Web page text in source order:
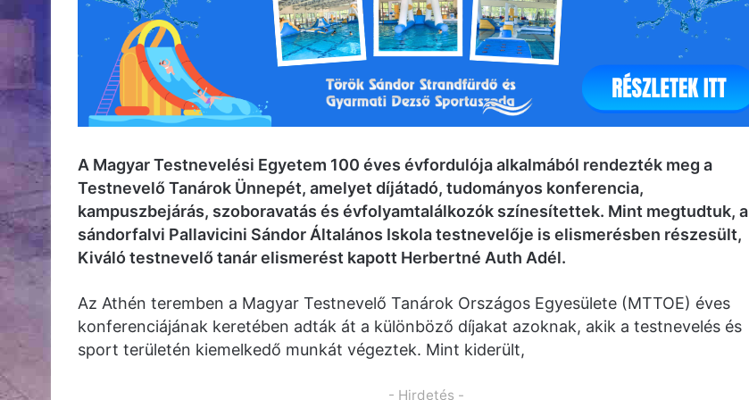
A Magyar Testnevelési Egyetem 100 éves évfordulója alkalmából rendezték meg a
Testnevelő Tanárok Ünnepét, amelyet díjátadó, tudományos konferencia,
kampuszbejárás, szoboravatás és évfolyamtalálkozók színesítettek. Mint megtudtuk, a
sándorfalvi Pallavicini Sándor Általános Iskola testnevelője is elismerésben részesült,
Kiváló testnevelő tanár elismerést kapott Herbertné Auth Adél.
Az Athén teremben a Magyar Testnevelő Tanárok Országos Egyesülete (MTTOE) éves
konferenciájának keretében adták át a különböző díjakat azoknak, akik a testnevelés és
sport területén kiemelkedő munkát végeztek. Mint kiderült,
- Hirdetés -